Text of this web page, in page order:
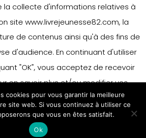
la collecte d'informations relatives à
site www.livrejeunesse82.com, la
de contenus ainsi qu'à des fins de
d'audience. En continuant d'utiliser
"OK", vous acceptez de recevoir
en savoir plus et/ou modifier vos
de cookies, merci de vous référer
sur les cookies.
Accepter
En savoir plus
cookies pour vous garantir la meilleure
site web. Si vous continuez à utiliser ce
que vous en êtes satisfait.
Ok